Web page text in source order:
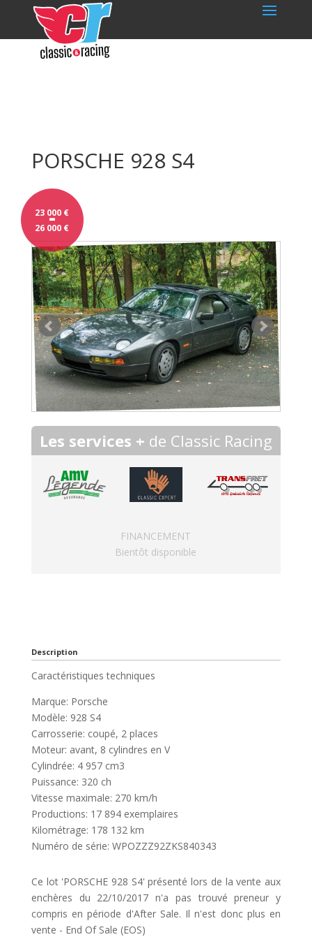
PORSCHE 928 S4
23 000 €
-
26 000 €
Les services + de Classic Racing
FINANCEMENT
Bientôt disponible
Description
Caractéristiques techniques
Marque: Porsche
Modèle: 928 S4
Carrosserie: coupé, 2 places
Moteur: avant, 8 cylindres en V
Cylindrée: 4 957 cm3
Puissance: 320 ch
Vitesse maximale: 270 km/h
Productions: 17 894 exemplaires
Kilométrage: 178 132 km
Numéro de série: WPOZZZ92ZKS840343
Ce lot 'PORSCHE 928 S4' présenté lors de la vente aux
enchères du 22/10/2017 n'a pas trouvé preneur y
compris en période d'After Sale. Il n'est donc plus en
vente - End Of Sale (EOS)